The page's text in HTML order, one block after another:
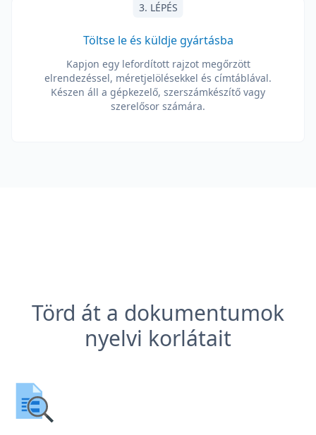
3. LÉPÉS
Töltse le és küldje gyártásba
Kapjon egy lefordított rajzot megőrzött
elrendezéssel, méretjelölésekkel és címtáblával.
Készen áll a gépkezelő, szerszámkészítő vagy
szerelősor számára.
Törd át a dokumentumok
nyelvi korlátait